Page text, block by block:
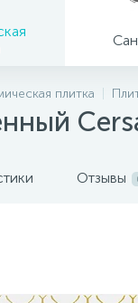
плитка
Отзывы